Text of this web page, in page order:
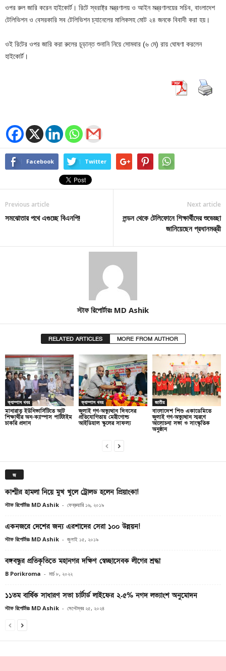
ওপর রুল জারি করেন হাইকোর্ট। রিটে স্বরাষ্ট্র মন্ত্রণালয় ও আইন মন্ত্রণালয়ের সচিব, বাংলাদেশ
টেলিভিশন ও বেসরকারি সব টেলিভিশন চ্যানেলের মালিকসহ মোট ২৪ জনকে বিবাদী করা হয়।
ওই রিটের ওপর জারি করা রুলের চূড়ান্ত শুনানি নিয়ে সোমবার (৬ মে) রায় ঘোষণা করলেন
হাইকোর্ট।
Facebook Twitter
Previous article
সমঝোতার পথে এগুচ্ছে বিএনপি!
Next article
লন্ডন থেকে টেলিফোনে শিক্ষার্থীদের শুভেচ্ছা
জানিয়েছেন প্রধানমন্ত্রী
স্টাফ রিপোর্টারঃ MD Ashik
RELATED ARTICLES MORE FROM AUTHOR
ক্যাম্পাস খবর
মানারাত ইউনিভার্সিটিতে আট
শিক্ষার্থীর অন-ক্যাম্পাস পার্টটাইম
চাকরি প্রদান
ক্যাম্পাস খবর
জুলাই গণ-অভ্যুত্থান দিবসের
প্রতিযোগিতায় মেরীগোল্ড
আইডিয়াল স্কুলের সাফল্য
জাতীয়
বাংলাদেশ শিশু একাডেমিতে
জুলাই গণ-অভ্যুত্থান স্মরণে
আলোচনা সভা ও সাংস্কৃতিক
অনুষ্ঠান
জ
কাশ্মীর হামলা নিয়ে মুখ খুলে ট্রোলড হলেন প্রিয়াংকা!
স্টাফ রিপোর্টারঃ MD Ashik - ফেব্রুয়ারি ১৬, ২০১৯
একনজরে দেশের জন্য এরশাদের সেরা ১০০ উন্নয়ন!
স্টাফ রিপোর্টারঃ MD Ashik - জুলাই ১৫, ২০১৯
বঙ্গবন্ধুর প্রতিকৃতিতে মহানগর দক্ষিণ স্বেচ্ছাসেবক লীগের শ্রদ্ধা
B Porikroma - মার্চ ৮, ২০২২
১১তম বার্ষিক সাধারণ সভা চার্টার্ড লাইফের ২.৫% নগদ লভ্যাংশ অনুমোদন
স্টাফ রিপোর্টারঃ MD Ashik - সেপ্টেম্বর ২৫, ২০২৪